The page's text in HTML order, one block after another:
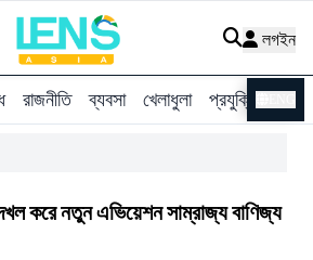
লগইন
রাজনীতি ব্যবসা খেলাধুলা প্রযুক্তি
করে নতুন এভিয়েশন সাম্রাজ্য বাণিজ্য